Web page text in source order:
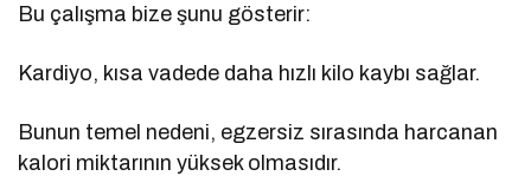
Bu çalışma bize şunu gösterir:
Kardiyo, kısa vadede daha hızlı kilo kaybı sağlar.
Bunun temel nedeni, egzersiz sırasında harcanan
kalori miktarının yüksek olmasıdır.